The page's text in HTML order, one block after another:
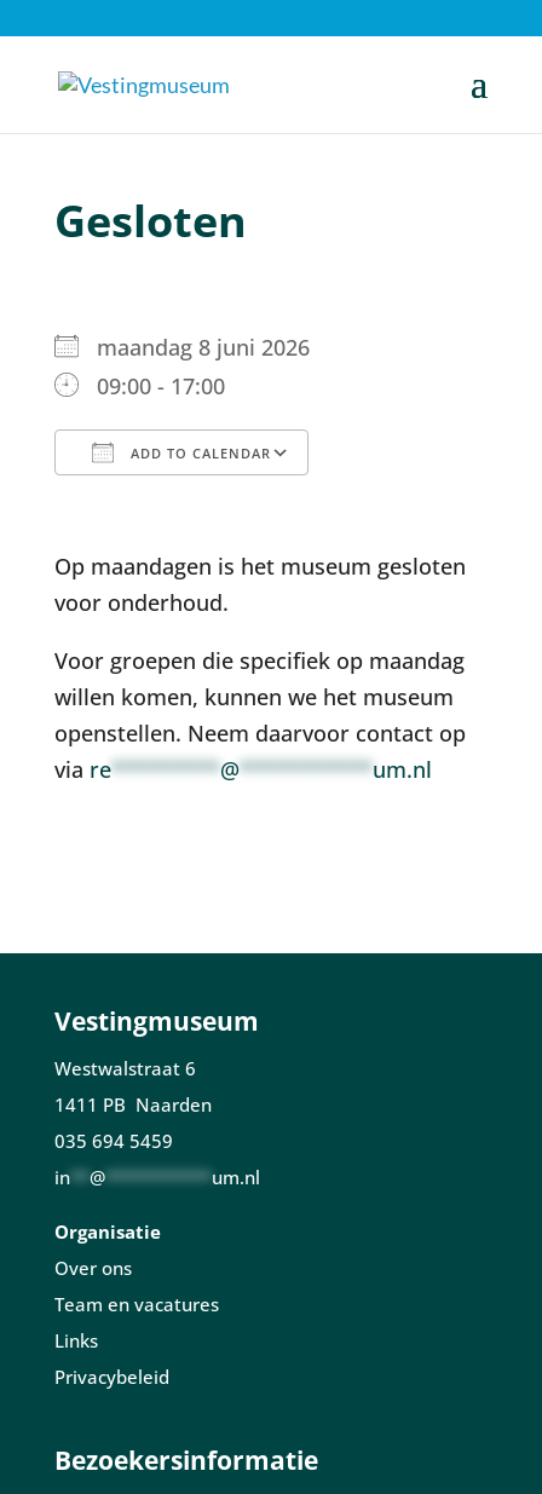
Gesloten
maandag 8 juni 2026
09:00 - 17:00
ADD TO CALENDAR
Op maandagen is het museum gesloten
voor onderhoud.
Voor groepen die specifiek op maandag
willen komen, kunnen we het museum
openstellen. Neem daarvoor contact op
via re*********@***********um.nl
Vestingmuseum
Westwalstraat 6
1411 PB Naarden
035 694 5459
in** @*********** um.nl
Organisatie
Over ons
Team en vacatures
Links
Privacybeleid
Bezoekersinformatie